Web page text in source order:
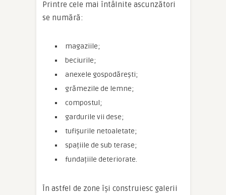
Printre cele mai întâlnite ascunzători
se numără:
magaziile;
beciurile;
anexele gospodărești;
grămezile de lemne;
compostul;
gardurile vii dese;
tufișurile netoaletate;
spațiile de sub terase;
fundațiile deteriorate.
În astfel de zone își construiesc galerii